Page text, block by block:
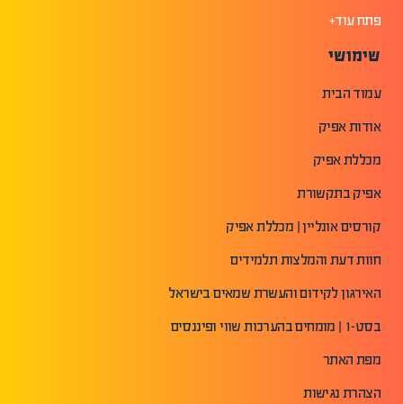
פתח עוד+
שימושי
עמוד הבית
אודות אפיק
מכללת אפיק
אפיק בתקשורת
קורסים אונליין | מכללת אפיק
חוות דעת והמלצות תלמידים
האירגון לקידום והעשרת שמאים בישראל
בסט-1 | מומחים בהערכות שווי ופיננסים
מפת האתר
הצהרת נגישות